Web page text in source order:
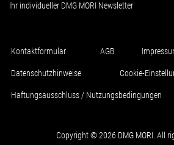
Ihr individueller DMG MORI Newsletter
Kontaktformular AGB
Datenschutzhinweise Cookie-
Haftungsausschluss / Nutzungsbedingungen
Copyright © 2026 DMG MORI. All